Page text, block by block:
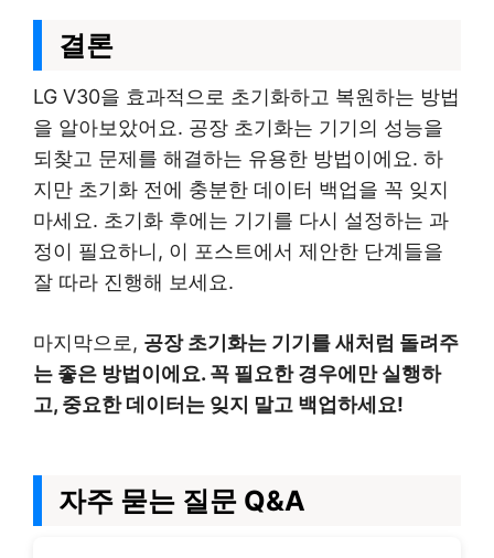
결론
LG V30을 효과적으로 초기화하고 복원하는 방법
을 알아보았어요. 공장 초기화는 기기의 성능을
되찾고 문제를 해결하는 유용한 방법이에요. 하
지만 초기화 전에 충분한 데이터 백업을 꼭 잊지
마세요. 초기화 후에는 기기를 다시 설정하는 과
정이 필요하니, 이 포스트에서 제안한 단계들을
잘 따라 진행해 보세요.
마지막으로, 공장 초기화는 기기를 새처럼 돌려주
는 좋은 방법이에요. 꼭 필요한 경우에만 실행하
고, 중요한 데이터는 잊지 말고 백업하세요!
자주 묻는 질문 Q&A